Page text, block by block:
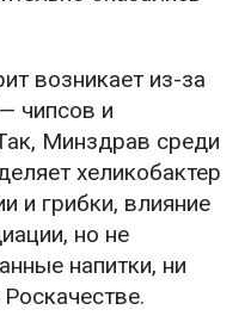
возникает из-за
чипсов и
Минздрав среди
хеликобактер
и грибки, влияние
но не
напитки, ни